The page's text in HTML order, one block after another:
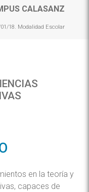
CALASANZ
18. Modalidad Escolar
en la teoría y
capaces de